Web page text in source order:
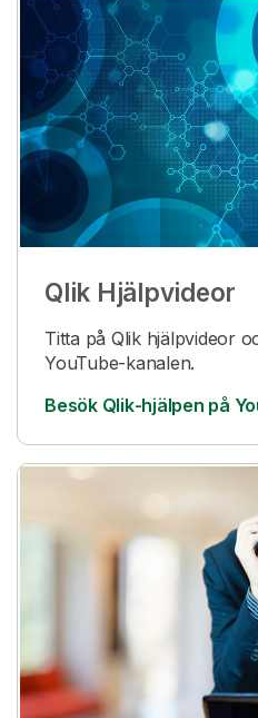
Qlik Hjälpvideor
Titta på Qlikhjälpvideor
YouTube-kanalen.
Besök Qlik-hjälpen på